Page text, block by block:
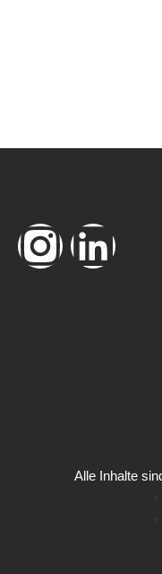
Alle Inhalte